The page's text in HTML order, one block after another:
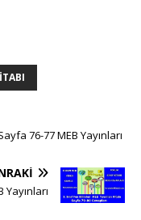
76-77 MEB Yayınları
Yayınları